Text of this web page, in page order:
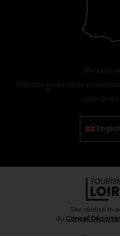
Mentions
Politique générale de
English
Site réalisé
du Conseil